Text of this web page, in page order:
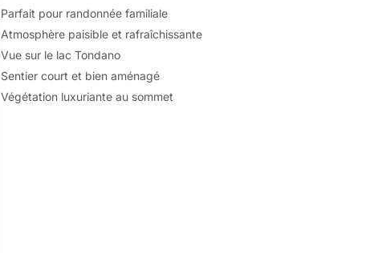
Parfait pour randonnée familiale
Atmosphère paisible et rafraîchissante
Vue sur le lac Tondano
Sentier court et bien aménagé
Végétation luxuriante au sommet